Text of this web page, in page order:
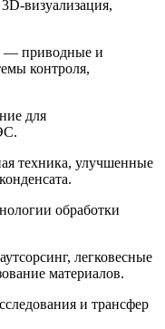
визуализация,
— приводные и
контроля,
для
техника, улучшенные
обработки
легковесные
материалов.
и трансфер